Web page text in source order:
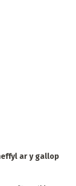
ar y gallop